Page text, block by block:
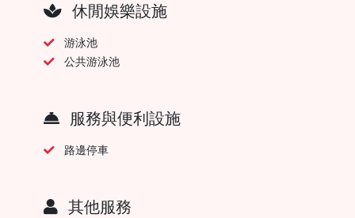
休閒娛樂設施
游泳池
公共游泳池
服務與便利設施
路邊停車
其他服務